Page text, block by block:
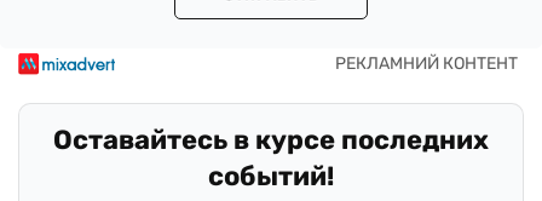
Оставайтесь в курсе последних
событий!